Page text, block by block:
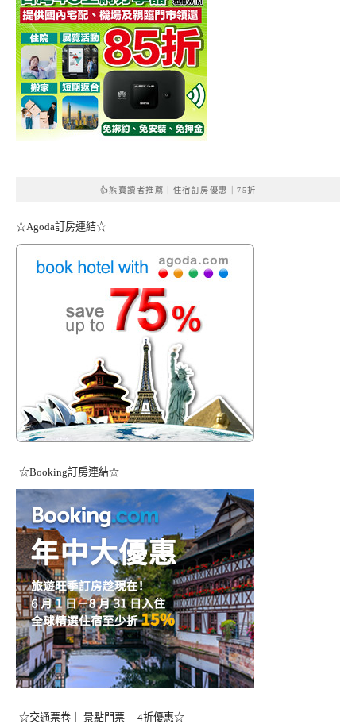
👍熊寶讀者推薦｜住宿訂房優惠｜75折
☆Agoda訂房連結☆
☆Booking訂房連結☆
☆交通票卷｜ 景點門票｜ 4折優惠☆